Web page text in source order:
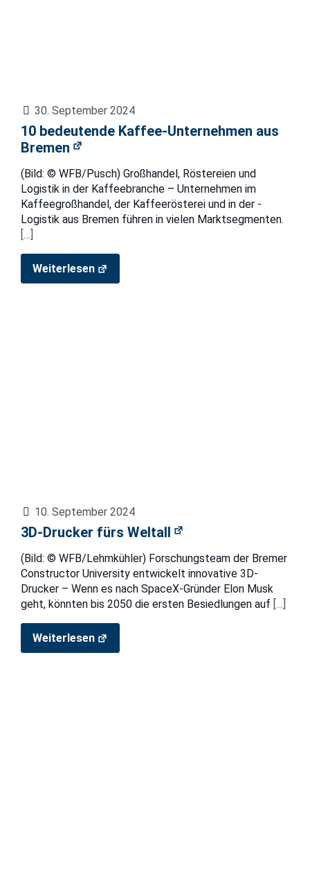
30. September 2024
10 bedeutende Kaffee-Unternehmen aus
Bremen
(Bild: © WFB/Pusch) Großhandel, Röstereien und
Logistik in der Kaffeebranche – Unternehmen im
Kaffeegroßhandel, der Kaffeerösterei und in der -
Logistik aus Bremen führen in vielen Marktsegmenten.
[…]
Weiterlesen
10. September 2024
3D-Drucker fürs Weltall
(Bild: © WFB/Lehmkühler) Forschungsteam der Bremer
Constructor University entwickelt innovative 3D-
Drucker – Wenn es nach SpaceX-Gründer Elon Musk
geht, könnten bis 2050 die ersten Besiedlungen auf […]
Weiterlesen